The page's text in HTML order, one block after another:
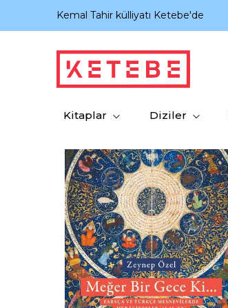
Kemal Tahir külliyatı Ketebe'de
Kitaplar Diziler